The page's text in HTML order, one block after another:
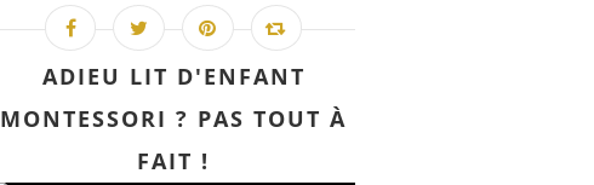
ADIEU LIT D'ENFANT
MONTESSORI ? PAS TOUT À
FAIT !